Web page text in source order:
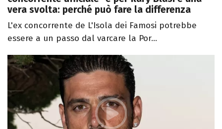
vera svolta: perché può fare la differenza
L'ex concorrente de L'Isola dei Famosi potrebbe
essere a un passo dal varcare la Por...